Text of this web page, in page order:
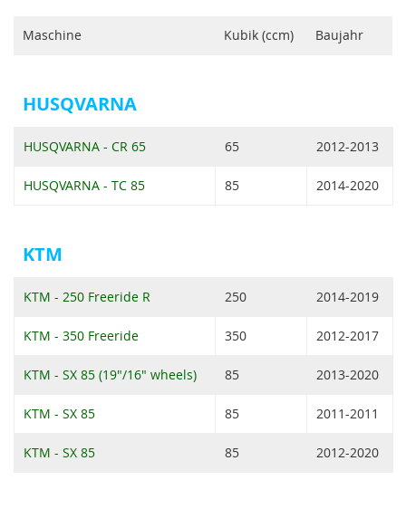
Maschine Kubik (ccm) Baujahr
HUSQVARNA
HUSQVARNA - CR 65 65 2012-2013
HUSQVARNA - TC 85 85 2014-2020
KTM
KTM - 250 Freeride R 250 2014-2019
KTM - 350 Freeride 350 2012-2017
KTM - SX 85 (19"/16" wheels) 85 2013-2020
KTM - SX 85 85 2011-2011
KTM - SX 85 85 2012-2020